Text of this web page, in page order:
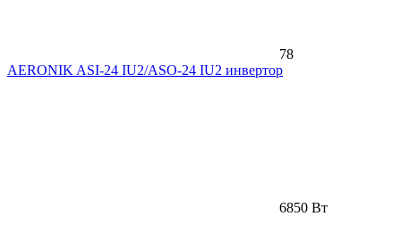
78
AERONIK ASI-24 IU2/ASO-24 IU2 инвертoр
6850 Вт